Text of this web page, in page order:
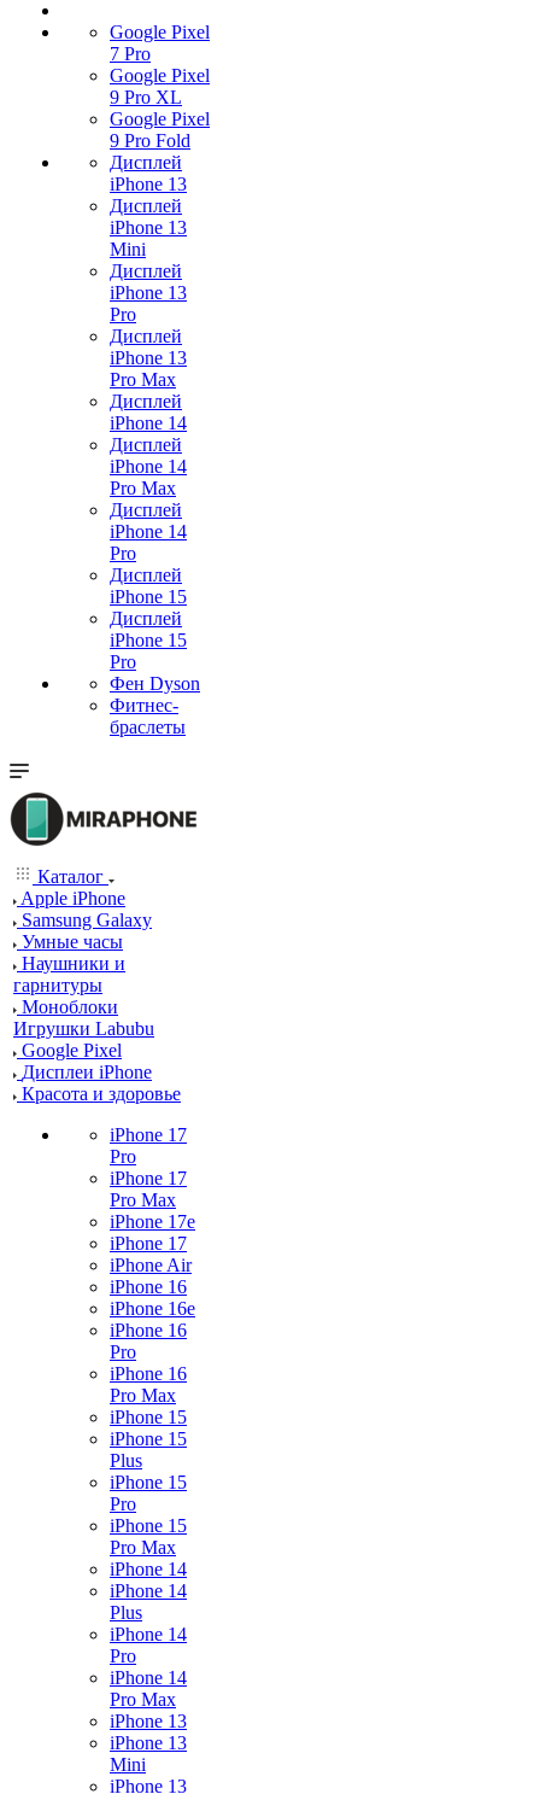
Google Pixel
7 Pro
Google Pixel
9 Pro XL
Google Pixel
9 Pro Fold
Дисплей
iPhone 13
Дисплей
iPhone 13
Mini
Дисплей
iPhone 13
Pro
Дисплей
iPhone 13
Pro Max
Дисплей
iPhone 14
Дисплей
iPhone 14
Pro Max
Дисплей
iPhone 14
Pro
Дисплей
iPhone 15
Дисплей
iPhone 15
Pro
Фен Dyson
Фитнес-
браслеты
Каталог
Apple iPhone
Samsung Galaxy
Умные часы
Наушники и
гарнитуры
Моноблоки
Игрушки Labubu
Google Pixel
Дисплеи iPhone
Красота и здоровье
iPhone 17
Pro
iPhone 17
Pro Max
iPhone 17e
iPhone 17
iPhone Air
iPhone 16
iPhone 16e
iPhone 16
Pro
iPhone 16
Pro Max
iPhone 15
iPhone 15
Plus
iPhone 15
Pro
iPhone 15
Pro Max
iPhone 14
iPhone 14
Plus
iPhone 14
Pro
iPhone 14
Pro Max
iPhone 13
iPhone 13
Mini
iPhone 13